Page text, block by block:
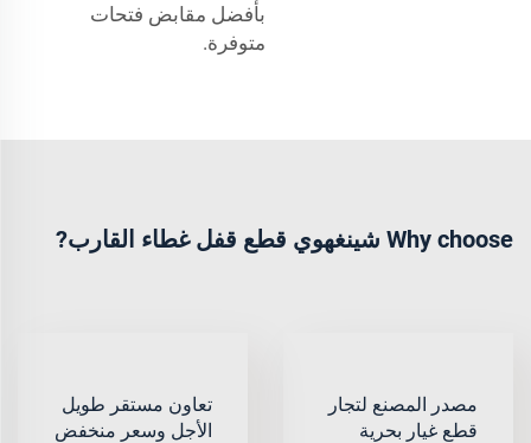
بأفضل مقابض فتحات
متوفرة.
Why choose شينغهوي قطع قفل غطاء القارب?
مصدر المصنع لتجار
قطع غيار بحرية
تعاون مستقر طويل
الأجل وسعر منخفض